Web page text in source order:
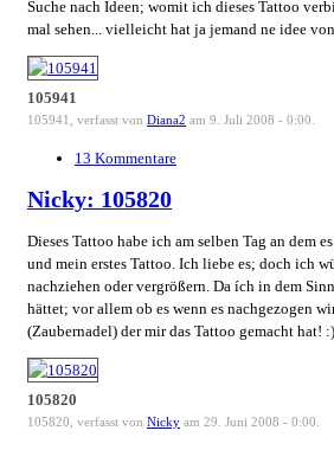
Suche nach Ideen; womit ich dieses Tattoo
mal sehen... vielleicht hat ja jemand ne idee
105941
105941, verfasst von Diana2 am 9. Juli 2008 - 0:00.
13 Kommentare
Nicky: 105820
Dieses Tattoo habe ich am selben Tag an dem
und mein erstes Tattoo. Ich liebe es; doch ich
nachziehen oder vergrößern. Da ích in dem
hättet; vor allem ob es wenn es nachgezogen
(Zaubernadel) der mir das Tattoo gemacht hat! :)
105820
105820, verfasst von Nicky am 29. Juni 2008 - 0:00.